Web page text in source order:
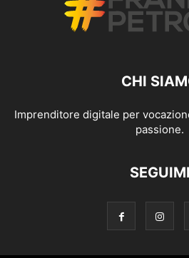
CHI
Imprenditore digitale per
passione.
SEGUIMI